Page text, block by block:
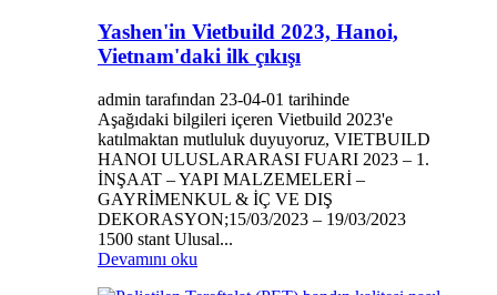
Yashen'in Vietbuild 2023, Hanoi,
Vietnam'daki ilk çıkışı
admin tarafından 23-04-01 tarihinde
Aşağıdaki bilgileri içeren Vietbuild 2023'e
katılmaktan mutluluk duyuyoruz, VIETBUILD
HANOI ULUSLARARASI FUARI 2023 – 1.
İNŞAAT – YAPI MALZEMELERİ –
GAYRİMENKUL & İÇ VE DIŞ
DEKORASYON;15/03/2023 – 19/03/2023
1500 stant Ulusal...
Devamını oku